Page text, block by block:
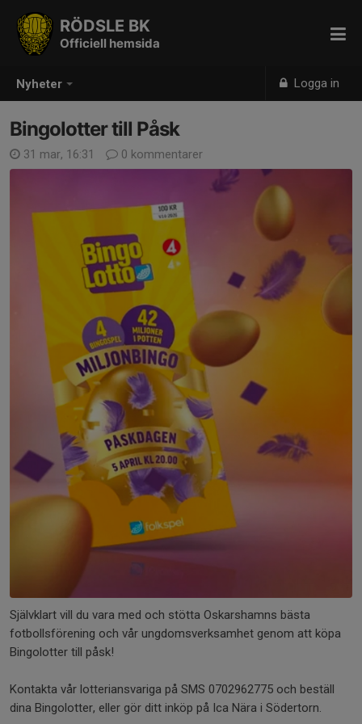
Nyheter Logga in
RÖDSLE BK
Officiell hemsida
Bingolotter till Påsk
31 mar, 16:31 0 kommentarer
Självklart vill du vara med och stötta Oskarshamns bästa
fotbollsförening och vår ungdomsverksamhet genom att köpa
Bingolotter till påsk!
Kontakta vår lotteriansvariga på SMS 0702962775 och beställ
dina Bingolotter, eller gör ditt inköp på Ica Nära i Södertorn.